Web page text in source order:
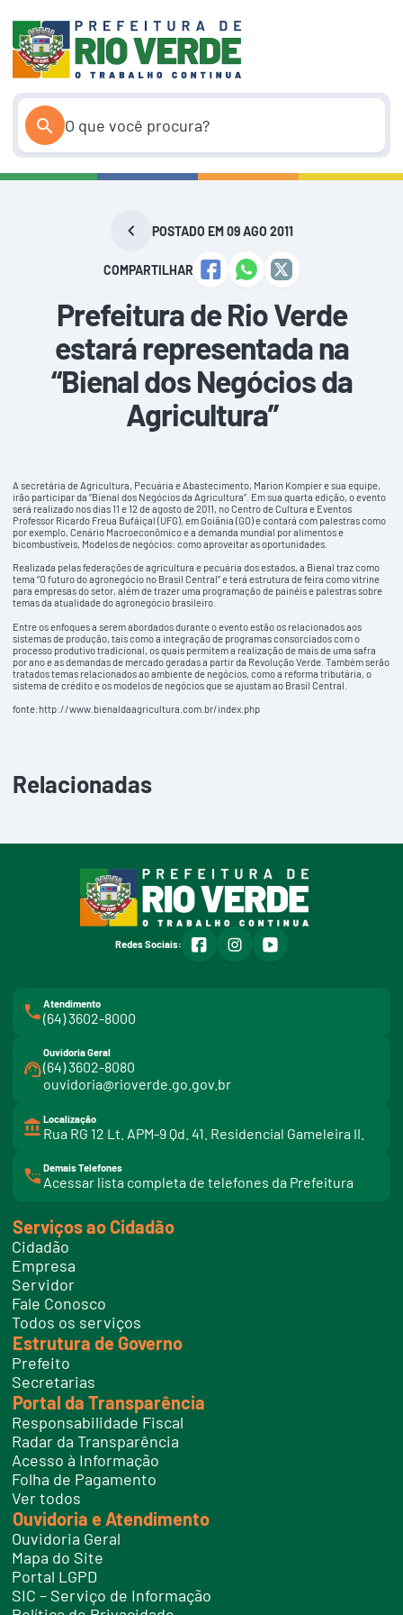
conteúdo
POSTADO EM 09 AGO 2011
COMPARTILHAR
Prefeitura de Rio Verde
estará representada na
“Bienal dos Negócios da
Agricultura”
A secretária de Agricultura, Pecuária e Abastecimento, Marion Kompier e sua equipe,
irão participar da “Bienal dos Negócios da Agricultura”. Em sua quarta edição, o evento
será realizado nos dias 11 e 12 de agosto de 2011, no Centro de Cultura e Eventos
Professor Ricardo Freua Bufáiçal (UFG), em Goiânia (GO) e contará com palestras como
por exemplo, Cenário Macroeconômico e a demanda mundial por alimentos e
bicombustíveis, Modelos de negócios: como aproveitar as oportunidades.
Realizada pelas federações de agricultura e pecuária dos estados, a Bienal traz como
tema “O futuro do agronegócio no Brasil Central” e terá estrutura de feira como vitrine
para empresas do setor, além de trazer uma programação de painéis e palestras sobre
temas da atualidade do agronegócio brasileiro.
Entre os enfoques a serem abordados durante o evento estão os relacionados aos
sistemas de produção, tais como a integração de programas consorciados com o
processo produtivo tradicional, os quais permitem a realização de mais de uma safra
por ano e as demandas de mercado geradas a partir da Revolução Verde. Também serão
tratados temas relacionados ao ambiente de negócios, como a reforma tributária, o
sistema de crédito e os modelos de negócios que se ajustam ao Brasil Central.
fonte:http://www.bienaldaagricultura.com.br/index.php
Relacionadas
Redes Sociais: facebookinstagramyoutube
Atendimento
(64) 3602-8000
Ouvidoria Geral
(64) 3602-8080
ouvidoria@rioverde.go.gov.br
Localização
Rua RG 12 Lt. APM-9 Qd. 41. Residencial Gameleira II.
Demais Telefones
Acessar lista completa de telefones da Prefeitura
i
t
e
l
f
o
e
s
Serviços ao Cidadão
Cidadão
Empresa
Servidor
Fale Conosco
Todos os serviços
Estrutura de Governo
Prefeito
Secretarias
Portal da Transparência
Responsabilidade Fiscal
Radar da Transparência
Acesso à Informação
Folha de Pagamento
Ver todos
Ouvidoria e Atendimento
Ouvidoria Geral
Mapa do Site
Portal LGPD
SIC – Serviço de Informação